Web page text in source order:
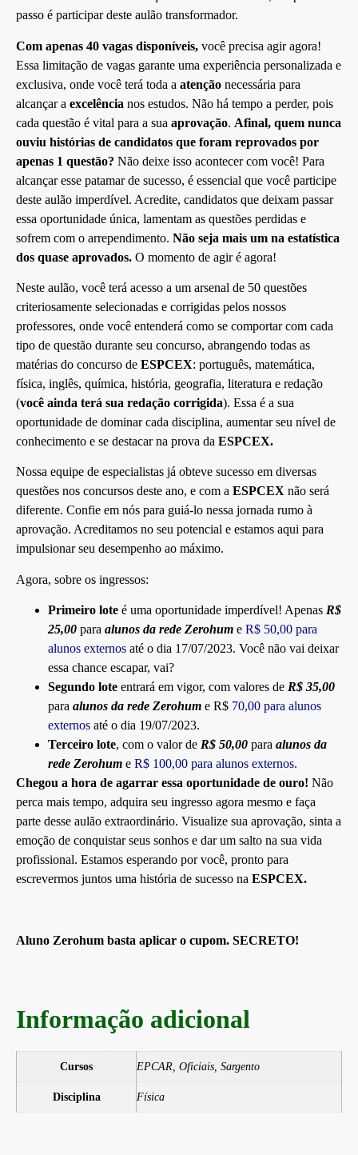
passo é participar deste aulão transformador.
Com apenas 40 vagas disponíveis, você precisa agir agora!
Essa limitação de vagas garante uma experiência personalizada e
exclusiva, onde você terá toda a atenção necessária para
alcançar a excelência nos estudos. Não há tempo a perder, pois
cada questão é vital para a sua aprovação. Afinal, quem nunca
ouviu histórias de candidatos que foram reprovados por
apenas 1 questão? Não deixe isso acontecer com você! Para
alcançar esse patamar de sucesso, é essencial que você participe
deste aulão imperdível. Acredite, candidatos que deixam passar
essa oportunidade única, lamentam as questões perdidas e
sofrem com o arrependimento. Não seja mais um na estatística
dos quase aprovados. O momento de agir é agora!
Neste aulão, você terá acesso a um arsenal de 50 questões
criteriosamente selecionadas e corrigidas pelos nossos
professores, onde você entenderá como se comportar com cada
tipo de questão durante seu concurso, abrangendo todas as
matérias do concurso de ESPCEX: português, matemática,
física, inglês, química, história, geografia, literatura e redação
(você ainda terá sua redação corrigida). Essa é a sua
oportunidade de dominar cada disciplina, aumentar seu nível de
conhecimento e se destacar na prova da ESPCEX.
Nossa equipe de especialistas já obteve sucesso em diversas
questões nos concursos deste ano, e com a ESPCEX não será
diferente. Confie em nós para guiá-lo nessa jornada rumo à
aprovação. Acreditamos no seu potencial e estamos aqui para
impulsionar seu desempenho ao máximo.
Agora, sobre os ingressos:
Primeiro lote é uma oportunidade imperdível! Apenas R$
25,00 para alunos da rede Zerohum e R$ 50,00 para
alunos externos até o dia 17/07/2023. Você não vai deixar
essa chance escapar, vai?
Segundo lote entrará em vigor, com valores de R$ 35,00
para alunos da rede Zerohum e R$ 70,00 para alunos
externos até o dia 19/07/2023.
Terceiro lote, com o valor de R$ 50,00 para alunos da
rede Zerohum e R$ 100,00 para alunos externos.
Chegou a hora de agarrar essa oportunidade de ouro! Não
perca mais tempo, adquira seu ingresso agora mesmo e faça
parte desse aulão extraordinário. Visualize sua aprovação, sinta a
emoção de conquistar seus sonhos e dar um salto na sua vida
profissional. Estamos esperando por você, pronto para
escrevermos juntos uma história de sucesso na ESPCEX.
Aluno Zerohum basta aplicar o cupom. SECRETO!
Informação adicional
Cursos EPCAR, Oficiais, Sargento
Disciplina Física